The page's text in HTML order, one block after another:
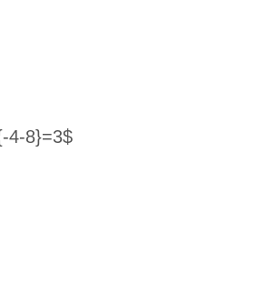
4-8}=3$